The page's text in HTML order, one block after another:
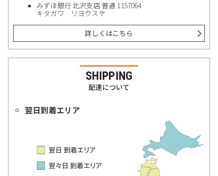
みずほ銀行 北沢支店 普通 1157064
キタガワ リヨウスケ
詳しくはこちら
SHIPPING
配達について
翌日到着エリア